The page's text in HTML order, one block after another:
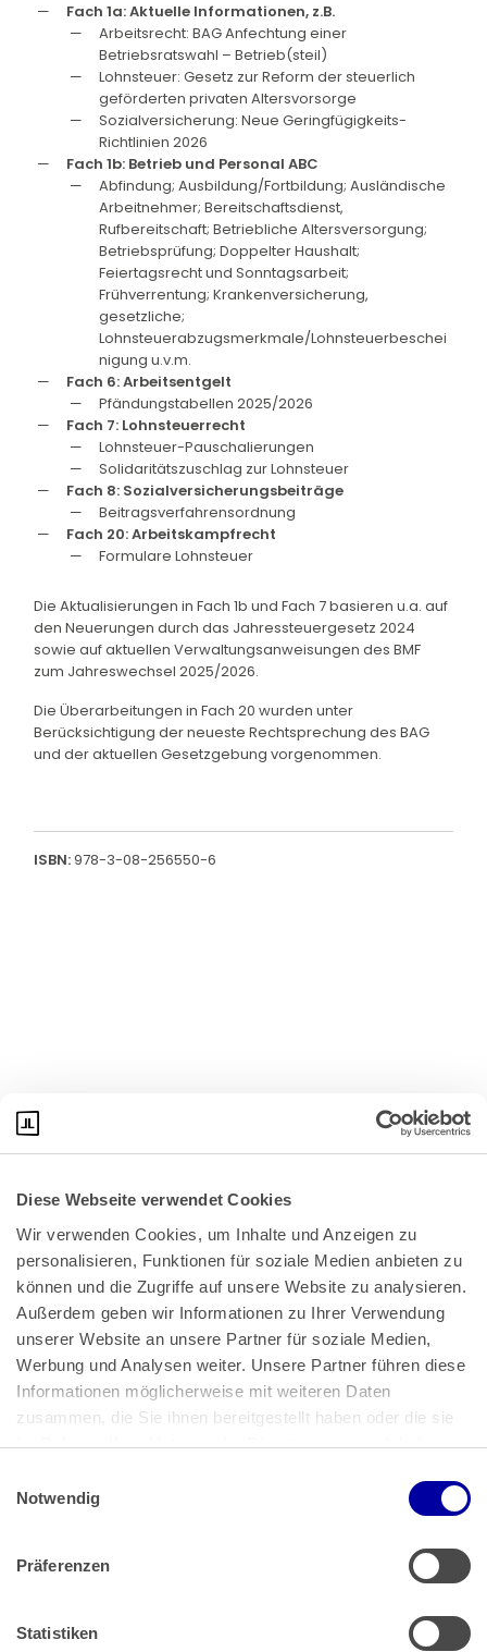
Diese Webseite verwendet Cookies
Wir verwenden Cookies, um Inhalte und Anzeigen zu
personalisieren, Funktionen für soziale Medien anbieten zu
können und die Zugriffe auf unsere Website zu analysieren.
Außerdem geben wir Informationen zu Ihrer Verwendung
unserer Website an unsere Partner für soziale Medien,
Werbung und Analysen weiter. Unsere Partner führen diese
Informationen möglicherweise mit weiteren Daten
zusammen, die Sie ihnen bereitgestellt haben oder die sie
im Rahmen Ihrer Nutzung der Dienste gesammelt haben.
Impressum
Notwendig
Präferenzen
Statistiken
Fach 1a: Aktuelle Informationen, z.B.
Arbeitsrecht: BAG Anfechtung einer
Betriebsratswahl – Betrieb(steil)
Lohnsteuer: Gesetz zur Reform der steuerlich
geförderten privaten Altersvorsorge
Sozialversicherung: Neue Geringfügigkeits-
Richtlinien 2026
Fach 1b: Betrieb und Personal ABC
Abfindung; Ausbildung/Fortbildung; Ausländische
Arbeitnehmer; Bereitschaftsdienst,
Rufbereitschaft; Betriebliche Altersversorgung;
Betriebsprüfung; Doppelter Haushalt;
Feiertagsrecht und Sonntagsarbeit;
Frühverrentung; Krankenversicherung,
gesetzliche;
Lohnsteuerabzugsmerkmale/Lohnsteuerbeschei
nigung u.v.m.
Fach 6: Arbeitsentgelt
Pfändungstabellen 2025/2026
Fach 7: Lohnsteuerrecht
Lohnsteuer-Pauschalierungen
Solidaritätszuschlag zur Lohnsteuer
Fach 8: Sozialversicherungsbeiträge
Beitragsverfahrensordnung
Fach 20: Arbeitskampfrecht
Formulare Lohnsteuer
Die Aktualisierungen in Fach 1b und Fach 7 basieren u.a. auf
den Neuerungen durch das Jahressteuergesetz 2024
sowie auf aktuellen Verwaltungsanweisungen des BMF
zum Jahreswechsel 2025/2026.
Die Überarbeitungen in Fach 20 wurden unter
Berücksichtigung der neueste Rechtsprechung des BAG
und der aktuellen Gesetzgebung vorgenommen.
ISBN:978-3-08-256550-6
Bundeskanzlerplatz 2
53113 Bonn
Pressemitteilungen|AGB
Impressum|Datenschutz
Muster Widerrufsformular (PDF)